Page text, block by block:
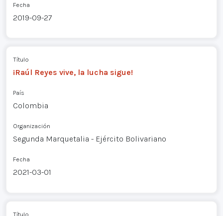
Fecha
2019-09-27
Título
¡Raúl Reyes vive, la lucha sigue!
País
Colombia
Organización
Segunda Marquetalia - Ejército Bolivariano
Fecha
2021-03-01
Título